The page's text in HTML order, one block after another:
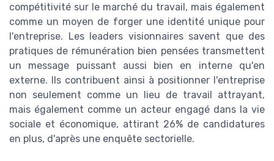
compétitivité sur le marché du travail, mais également
comme un moyen de forger une identité unique pour
l'entreprise. Les leaders visionnaires savent que des
pratiques de rémunération bien pensées transmettent
un message puissant aussi bien en interne qu'en
externe. Ils contribuent ainsi à positionner l'entreprise
non seulement comme un lieu de travail attrayant,
mais également comme un acteur engagé dans la vie
sociale et économique, attirant 26% de candidatures
en plus, d'après une enquête sectorielle.